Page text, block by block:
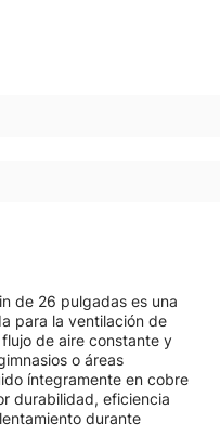
de 26 pulgadas es una
para la ventilación de
de aire constante y
o áreas
íntegramente en cobre
durabilidad, eficiencia
durante